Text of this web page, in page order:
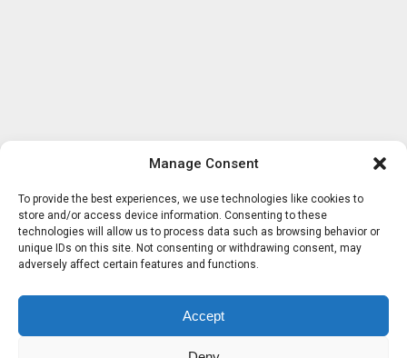
Manage Consent
To provide the best experiences, we use technologies like cookies to
store and/or access device information. Consenting to these
technologies will allow us to process data such as browsing behavior or
unique IDs on this site. Not consenting or withdrawing consent, may
adversely affect certain features and functions.
Accept